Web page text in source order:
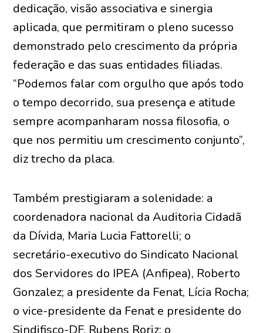
dedicação, visão associativa e sinergia
aplicada, que permitiram o pleno sucesso
demonstrado pelo crescimento da própria
federação e das suas entidades filiadas.
“Podemos falar com orgulho que após todo
o tempo decorrido, sua presença e atitude
sempre acompanharam nossa filosofia, o
que nos permitiu um crescimento conjunto”,
diz trecho da placa.
Também prestigiaram a solenidade: a
coordenadora nacional da Auditoria Cidadã
da Dívida, Maria Lucia Fattorelli; o
secretário-executivo do Sindicato Nacional
dos Servidores do IPEA (Anfipea), Roberto
Gonzalez; a presidente da Fenat, Lícia Rocha;
o vice-presidente da Fenat e presidente do
Sindifisco-DF, Rubens Roriz; o